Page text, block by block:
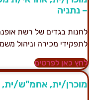
נתניה
בגדים של רשת
מכירה וניהול
כאן לפרטים
ית, אחמ"ש/ית,